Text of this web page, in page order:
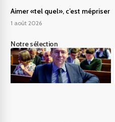
Aimer «tel quel», c’est mépriser
1 août 2026
Notre sélection